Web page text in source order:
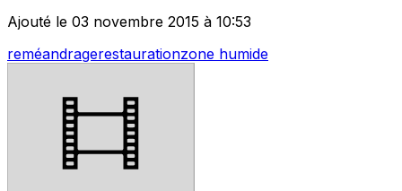
Ajouté le 03 novembre 2015 à 10:53
reméandragerestaurationzone humide